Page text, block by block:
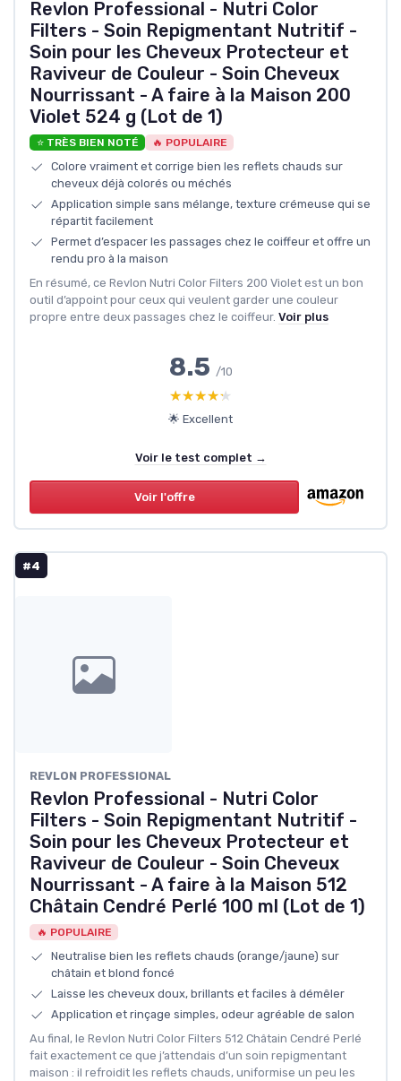
Revlon Professional - Nutri Color
Filters - Soin Repigmentant Nutritif -
Soin pour les Cheveux Protecteur et
Raviveur de Couleur - Soin Cheveux
Nourrissant - A faire à la Maison 200
Violet 524 g (Lot de 1)
⭐ TRÈS BIEN NOTÉ 🔥 POPULAIRE
Colore vraiment et corrige bien les reflets chauds sur
cheveux déjà colorés ou méchés
Application simple sans mélange, texture crémeuse qui se
répartit facilement
Permet d’espacer les passages chez le coiffeur et offre un
rendu pro à la maison
En résumé, ce Revlon Nutri Color Filters 200 Violet est un bon
outil d’appoint pour ceux qui veulent garder une couleur
propre entre deux passages chez le coiffeur. Voir plus
8.5 /10
★★★★★
★★★★★
🌟 Excellent
Voir le test complet →
Voir l'offre
#4
REVLON PROFESSIONAL
Revlon Professional - Nutri Color
Filters - Soin Repigmentant Nutritif -
Soin pour les Cheveux Protecteur et
Raviveur de Couleur - Soin Cheveux
Nourrissant - A faire à la Maison 512
Châtain Cendré Perlé 100 ml (Lot de 1)
🔥 POPULAIRE
Neutralise bien les reflets chauds (orange/jaune) sur
châtain et blond foncé
Laisse les cheveux doux, brillants et faciles à démêler
Application et rinçage simples, odeur agréable de salon
Au final, le Revlon Nutri Color Filters 512 Châtain Cendré Perlé
fait exactement ce que j’attendais d’un soin repigmentant
maison : il refroidit les reflets chauds, uniformise un peu les